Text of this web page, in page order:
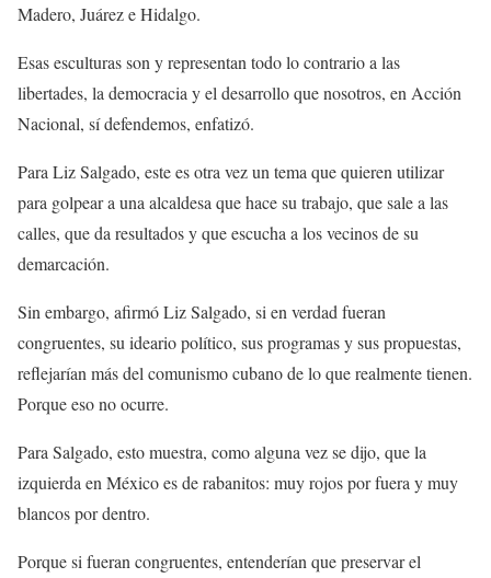
Madero, Juárez e Hidalgo.
Esas esculturas son y representan todo lo contrario a las
libertades, la democracia y el desarrollo que nosotros, en Acción
Nacional, sí defendemos, enfatizó.
Para Liz Salgado, este es otra vez un tema que quieren utilizar
para golpear a una alcaldesa que hace su trabajo, que sale a las
calles, que da resultados y que escucha a los vecinos de su
demarcación.
Sin embargo, afirmó Liz Salgado, si en verdad fueran
congruentes, su ideario político, sus programas y sus propuestas,
reflejarían más del comunismo cubano de lo que realmente tienen.
Porque eso no ocurre.
Para Salgado, esto muestra, como alguna vez se dijo, que la
izquierda en México es de rabanitos: muy rojos por fuera y muy
blancos por dentro.
Porque si fueran congruentes, entenderían que preservar el